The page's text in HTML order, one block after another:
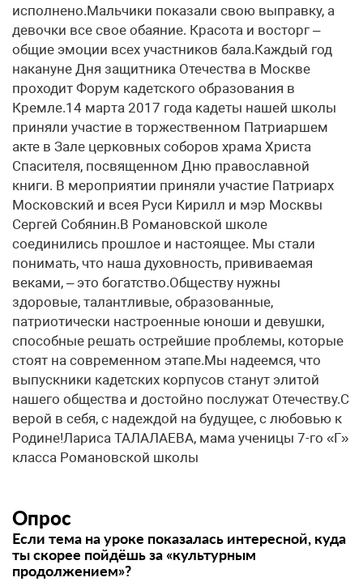
исполнено.Мальчики показали свою выправку, а
девочки все свое обаяние. Красота и восторг –
общие эмоции всех участников бала.Каждый год
накануне Дня защитника Отечества в Москве
проходит Форум кадетского образования в
Кремле.14 марта 2017 года кадеты нашей школы
приняли участие в торжественном Патриаршем
акте в Зале церковных соборов храма Христа
Спасителя, посвященном Дню православной
книги. В мероприятии приняли участие Патриарх
Московский и всея Руси Кирилл и мэр Москвы
Сергей Собянин.В Романовской школе
соединились прошлое и настоящее. Мы стали
понимать, что наша духовность, прививаемая
веками, – это богатство.Обществу нужны
здоровые, талантливые, образованные,
патриотически настроенные юноши и девушки,
способные решать острейшие проблемы, которые
стоят на современном этапе.Мы надеемся, что
выпускники кадетских корпусов станут элитой
нашего общества и достойно послужат Отечеству.С
верой в себя, с надеждой на будущее, с любовью к
Родине!Лариса ТАЛАЛАЕВА, мама ученицы 7-го «Г»
класса Романовской школы
Опрос
Если тема на уроке показалась интересной, куда
ты скорее пойдёшь за «культурным
продолжением»?